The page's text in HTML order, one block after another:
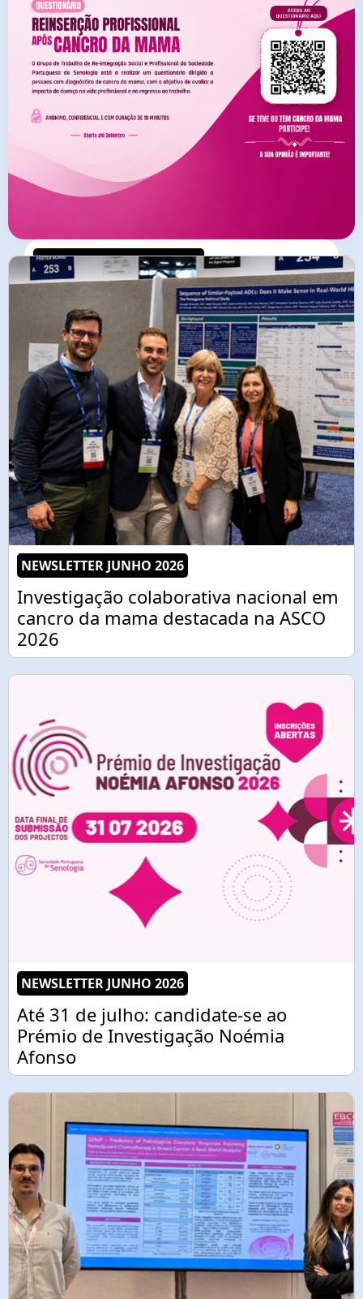
NEWSLETTER JUNHO 2026
Tema de capa:Vamos Mapear a Reinserção
Profissional após Cancro da Mama!
Questionário para Doentes disponível
NEWSLETTER JUNHO 2026
Investigação colaborativa nacional em
cancro da mama destacada na ASCO
2026
NEWSLETTER JUNHO 2026
Até 31 de julho: candidate-se ao
Prémio de Investigação Noémia
Afonso